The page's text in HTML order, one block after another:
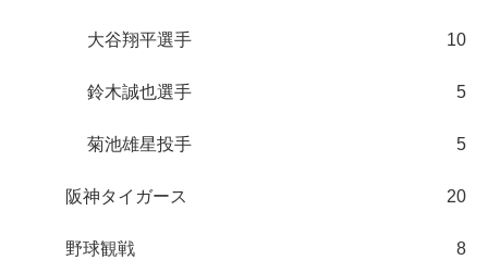
大谷翔平選手 10
鈴木誠也選手 5
菊池雄星投手 5
阪神タイガース 20
野球観戦 8